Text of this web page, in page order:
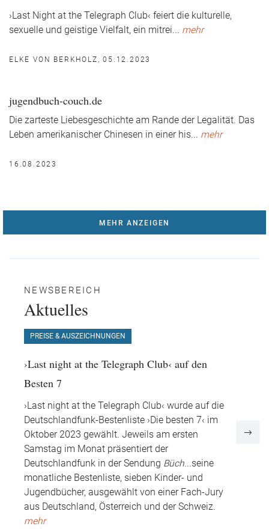
›Last Night at the Telegraph Club‹ feiert die kulturelle,
sexuelle und geistige Vielfalt, ein mitrei... mehr
ELKE VON BERKHOLZ, 05.12.2023
jugendbuch-couch.de
Die zarteste Liebesgeschichte am Rande der Legalität. Das
Leben amerikanischer Chinesen in einer his... mehr
16.08.2023
MEHR ANZEIGEN
NEWSBEREICH
Aktuelles
PREISE & AUSZEICHNUNGEN
›Last night at the Telegraph Club‹ auf den
Besten 7
›Last night at the Telegraph Club‹ wurde auf die
Deutschlandfunk-Bestenliste ›Die besten 7‹ im
Oktober 2023 gewählt. Jeweils am ersten
Samstag im Monat präsentiert der
Deutschlandfunk in der Sendung Büch
seine
monatliche Bestenliste, sieben Kinder- und
Jugendbücher, ausgewählt von einer Fach-Jury
aus Deutschland, Österreich und der Schweiz.
mehr